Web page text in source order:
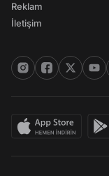
Reklam
İletişim